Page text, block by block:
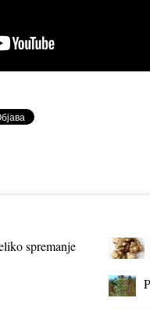
spremanje